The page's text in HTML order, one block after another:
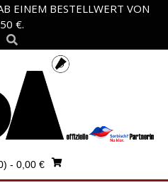
EINEM BESTELLWERT VON
€.
- 0,00 €